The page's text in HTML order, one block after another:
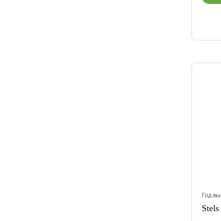
Год